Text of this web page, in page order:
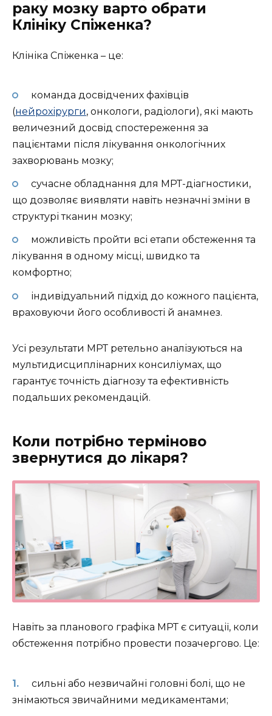
раку мозку варто обрати
Клініку Спіженка?
Клініка Спіженка – це:
команда досвідчених фахівців
(нейрохірурги, онкологи, радіологи), які мають
величезний досвід спостереження за
пацієнтами після лікування онкологічних
захворювань мозку;
сучасне обладнання для МРТ-діагностики,
що дозволяє виявляти навіть незначні зміни в
структурі тканин мозку;
можливість пройти всі етапи обстеження та
лікування в одному місці, швидко та
комфортно;
індивідуальний підхід до кожного пацієнта,
враховуючи його особливості й анамнез.
Усі результати МРТ ретельно аналізуються на
мультидисциплінарних консиліумах, що
гарантує точність діагнозу та ефективність
подальших рекомендацій.
Коли потрібно терміново
звернутися до лікаря?
Навіть за планового графіка МРТ є ситуації, коли
обстеження потрібно провести позачергово. Це:
сильні або незвичайні головні болі, що не
знімаються звичайними медикаментами;